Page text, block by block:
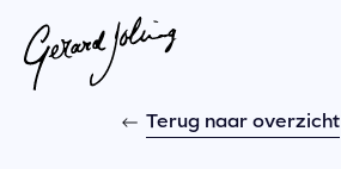
Terug naar overzicht